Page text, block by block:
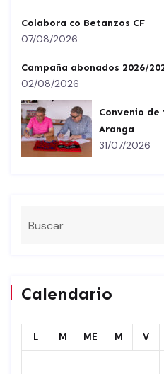
Colabora co Betanzos CF
07/08/2026
Campaña abonados 2026/
02/08/2026
Convenio
Aranga
31/07/2026
Calendario
L M ME M V